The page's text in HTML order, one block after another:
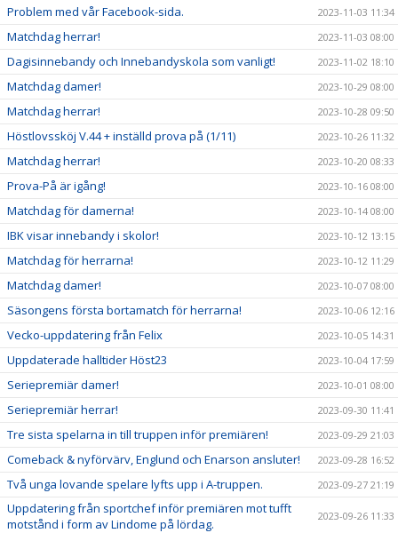
Problem med vår Facebook-sida. 2023-11-03 11:34
Matchdag herrar! 2023-11-03 08:00
Dagisinnebandy och Innebandyskola som vanligt! 2023-11-02 18:10
Matchdag damer! 2023-10-29 08:00
Matchdag herrar! 2023-10-28 09:50
Höstlovssköj V.44 + inställd prova på (1/11) 2023-10-26 11:32
Matchdag herrar! 2023-10-20 08:33
Prova-På är igång! 2023-10-16 08:00
Matchdag för damerna! 2023-10-14 08:00
IBK visar innebandy i skolor! 2023-10-12 13:15
Matchdag för herrarna! 2023-10-12 11:29
Matchdag damer! 2023-10-07 08:00
Säsongens första bortamatch för herrarna! 2023-10-06 12:16
Vecko-uppdatering från Felix 2023-10-05 14:31
Uppdaterade halltider Höst23 2023-10-04 17:59
Seriepremiär damer! 2023-10-01 08:00
Seriepremiär herrar! 2023-09-30 11:41
Tre sista spelarna in till truppen inför premiären! 2023-09-29 21:03
Comeback & nyförvärv, Englund och Enarson ansluter! 2023-09-28 16:52
Två unga lovande spelare lyfts upp i A-truppen. 2023-09-27 21:19
Uppdatering från sportchef inför premiären mot tufft
motstånd i form av Lindome på lördag.
2023-09-26 11:33